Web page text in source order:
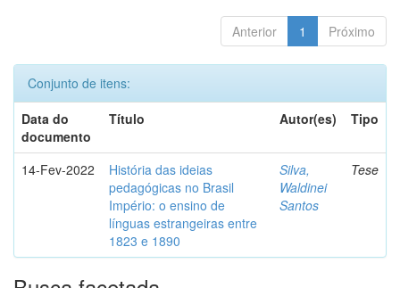
Anterior 1 Próximo
Conjunto de itens:
Data do
documento
Título Autor(es) Tipo
14-Fev-2022
História das ideias
pedagógicas no Brasil
Império: o ensino de
línguas estrangeiras entre
1823 e 1890
Silva,
Waldinei
Santos
Tese